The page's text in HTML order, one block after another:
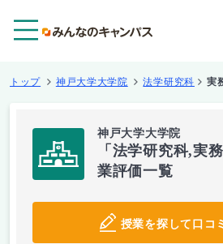
トップ 神戸大学大学院 法学研究科 実
神戸大学大学院
「法学研究科,実
業評価一覧
授業を探して口コ